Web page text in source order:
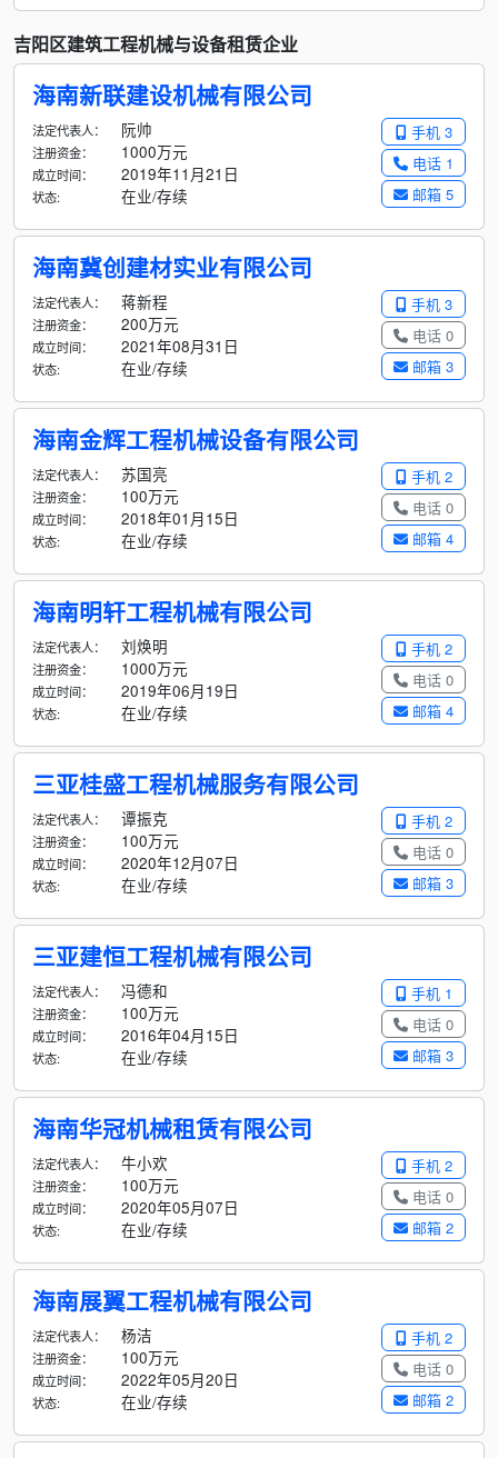
吉阳区建筑工程机械与设备租赁企业
海南新联建设机械有限公司
手机 3
电话 1
邮箱 5
法定代表人： 阮帅
注册资金： 1000万元
成立时间： 2019年11月21日
状态: 在业/存续
海南冀创建材实业有限公司
手机 3
电话 0
邮箱 3
法定代表人： 蒋新程
注册资金： 200万元
成立时间： 2021年08月31日
状态: 在业/存续
海南金辉工程机械设备有限公司
手机 2
电话 0
邮箱 4
法定代表人： 苏国亮
注册资金： 100万元
成立时间： 2018年01月15日
状态: 在业/存续
海南明轩工程机械有限公司
手机 2
电话 0
邮箱 4
法定代表人： 刘焕明
注册资金： 1000万元
成立时间： 2019年06月19日
状态: 在业/存续
三亚桂盛工程机械服务有限公司
手机 2
电话 0
邮箱 3
法定代表人： 谭振克
注册资金： 100万元
成立时间： 2020年12月07日
状态: 在业/存续
三亚建恒工程机械有限公司
手机 1
电话 0
邮箱 3
法定代表人： 冯德和
注册资金： 100万元
成立时间： 2016年04月15日
状态: 在业/存续
海南华冠机械租赁有限公司
手机 2
电话 0
邮箱 2
法定代表人： 牛小欢
注册资金： 100万元
成立时间： 2020年05月07日
状态: 在业/存续
海南展翼工程机械有限公司
手机 2
电话 0
邮箱 2
法定代表人： 杨洁
注册资金： 100万元
成立时间： 2022年05月20日
状态: 在业/存续